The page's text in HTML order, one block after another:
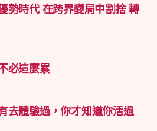
勢時代 在跨界變局中割捨 轉
必這麼累
去體驗過，你才知道你活過